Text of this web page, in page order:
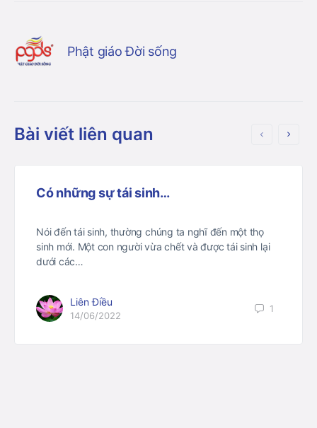
Phật giáo Đời sống
Bài viết liên quan
Có những sự tái sinh…
Nói đến tái sinh, thường chúng ta nghĩ đến một thọ
sinh mới. Một con người vừa chết và được tái sinh lại
dưới các…
Liên Điều
14/06/2022
1